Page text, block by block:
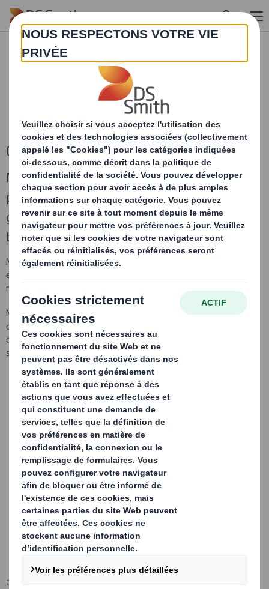
Skip to main content
Caisses
Nos emballages de transport classiques
peuvent être imprimés ou non et réalisés en
grande série ou faibles quantités selon vos
besoins.
Nos concepteurs créent les emballages en optimisant les surfaces
et poids de carton utilisés tout en assurant les performances
nécessaires à la protection de vos produits.
Nous tenons compte de tous les aspects de votre ligne de
conditionnement, de la distribution, des facteurs logistiques et
des attentes du consommateur final pour que vos emballages
soient performants à chaque étape de la Supply Chain.
Une gamme complète et adaptable offrant plusieurs qualités
de carton et divers profils de cannelures.
Un conditionnement performant sur des lignes d'emballage
automatiques et/ou manuelles
Une meilleure identification du produit et des ventes dopées,
grâce à des techniques d'impression de qualité
Des emballages prédécoupés de façon fiable ou dotés
d'ouvertures pour facilité la manutention
Une qualité constante et un approvisionnement fiable - au
niveau local, national et international
Des emballages 100 % recyclés ou recyclables
CAISSES ANTIGLISSE